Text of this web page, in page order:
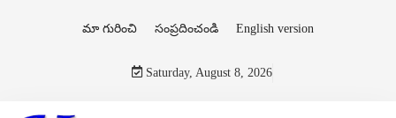
మా గురించి సంప్రదించండి English version
Saturday, August 8, 2026